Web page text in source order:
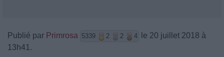
Publié par Primrosa 5339 2 2 4
le 20 juillet 2018 à
13h41.